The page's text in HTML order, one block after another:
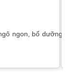
ngon, bổ dưỡng